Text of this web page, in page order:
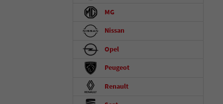
MG
Nissan
Opel
Peugeot
Renault